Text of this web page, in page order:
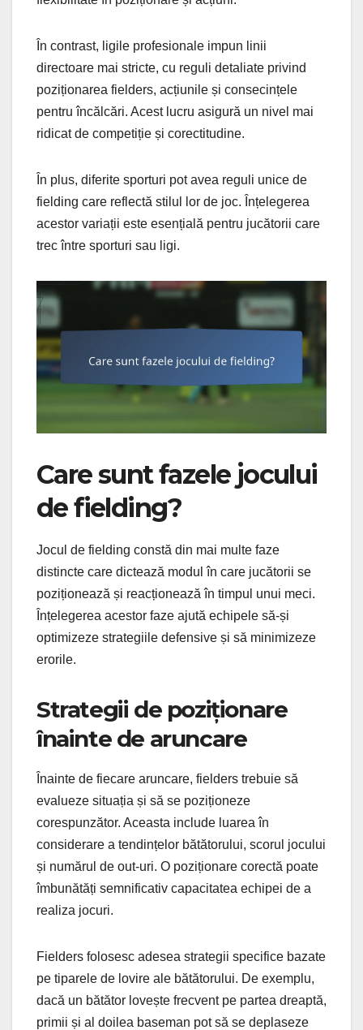
În contrast, ligile profesionale impun linii
directoare mai stricte, cu reguli detaliate privind
poziționarea fielders, acțiunile și consecințele
pentru încălcări. Acest lucru asigură un nivel mai
ridicat de competiție și corectitudine.
În plus, diferite sporturi pot avea reguli unice de
fielding care reflectă stilul lor de joc. Înțelegerea
acestor variații este esențială pentru jucătorii care
trec între sporturi sau ligi.
Care sunt fazele jocului
de fielding?
Jocul de fielding constă din mai multe faze
distincte care dictează modul în care jucătorii se
poziționează și reacționează în timpul unui meci.
Înțelegerea acestor faze ajută echipele să-și
optimizeze strategiile defensive și să minimizeze
erorile.
Strategii de poziționare
înainte de aruncare
Înainte de fiecare aruncare, fielders trebuie să
evalueze situația și să se poziționeze
corespunzător. Aceasta include luarea în
considerare a tendințelor bătătorului, scorul jocului
și numărul de out-uri. O poziționare corectă poate
îmbunătăți semnificativ capacitatea echipei de a
realiza jocuri.
Fielders folosesc adesea strategii specifice bazate
pe tiparele de lovire ale bătătorului. De exemplu,
dacă un bătător lovește frecvent pe partea dreaptă,
primii și al doilea baseman pot să se deplaseze